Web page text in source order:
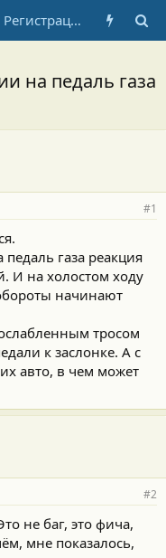
Регистрация
на педаль газа
#1
газа реакция
И на холостом ходу
начинают
тросом
к заслонке. А с
авто, в чем может
#2
не баг, это фича,
мне показалось,